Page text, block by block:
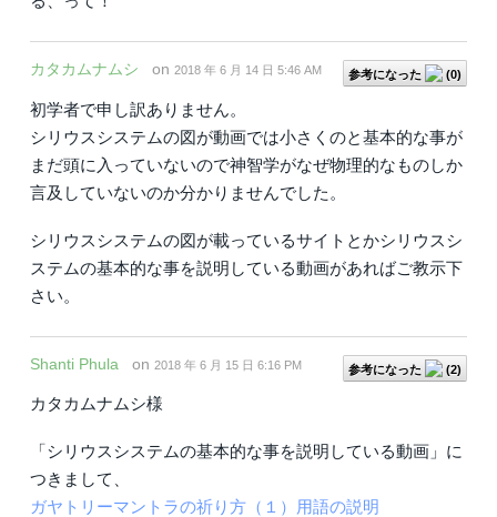
参考になった (0)
カタカムナムシ on 2018 年 6 月 14 日 5:46 AM
初学者で申し訳ありません。
シリウスシステムの図が動画では小さくのと基本的な事が
まだ頭に入っていないので神智学がなぜ物理的なものしか
言及していないのか分かりませんでした。
シリウスシステムの図が載っているサイトとかシリウスシ
ステムの基本的な事を説明している動画があればご教示下
さい。
参考になった (2)
Shanti Phula on 2018 年 6 月 15 日 6:16 PM
カタカムナムシ様
「シリウスシステムの基本的な事を説明している動画」に
つきまして、
ガヤトリーマントラの祈り方（１）用語の説明